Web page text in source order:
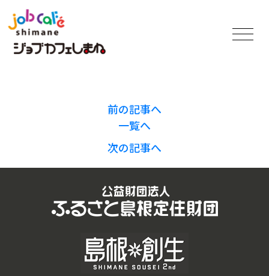
前の記事へ
一覧へ
次の記事へ